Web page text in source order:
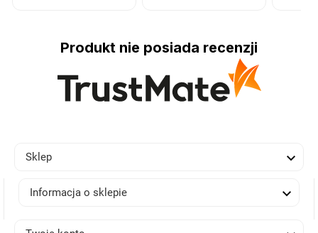
Produkt nie posiada recenzji
Sklep 
Informacja o sklepie 